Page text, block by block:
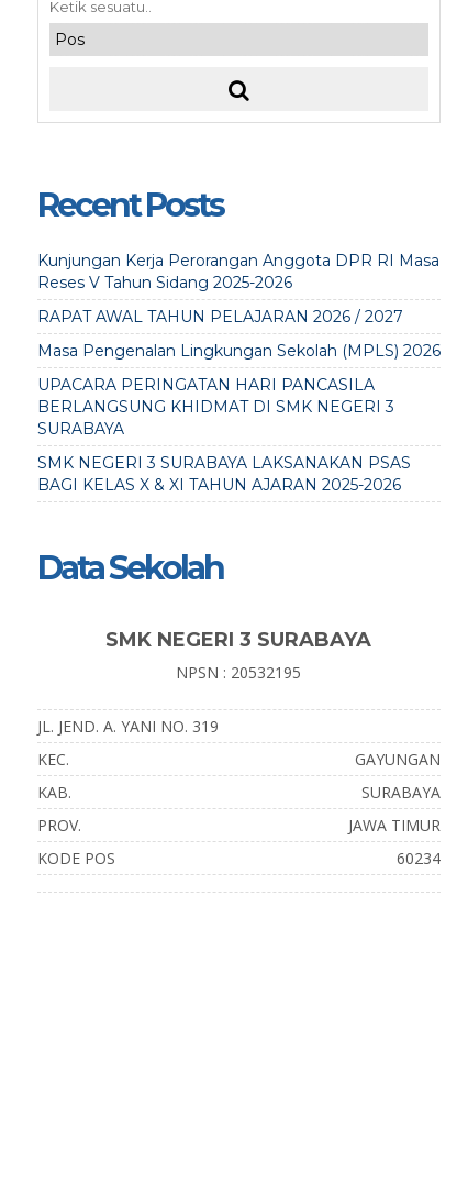
Recent Posts
Kunjungan Kerja Perorangan Anggota DPR RI Masa
Reses V Tahun Sidang 2025-2026
RAPAT AWAL TAHUN PELAJARAN 2026 / 2027
Masa Pengenalan Lingkungan Sekolah (MPLS) 2026
UPACARA PERINGATAN HARI PANCASILA
BERLANGSUNG KHIDMAT DI SMK NEGERI 3
SURABAYA
SMK NEGERI 3 SURABAYA LAKSANAKAN PSAS
BAGI KELAS X & XI TAHUN AJARAN 2025-2026
Data Sekolah
SMK NEGERI 3 SURABAYA
NPSN : 20532195
JL. JEND. A. YANI NO. 319
KEC.
GAYUNGAN
KAB.
SURABAYA
PROV.
JAWA TIMUR
KODE POS
60234